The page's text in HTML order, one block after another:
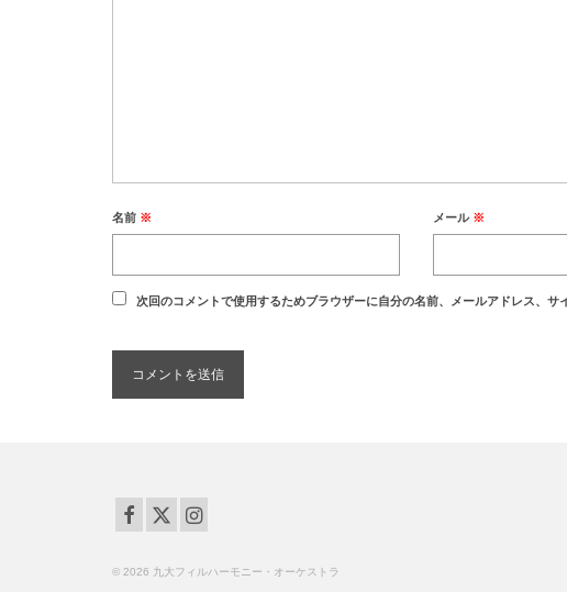
名前 ※ メール ※
次回のコメントで使用するためブラウザーに自分の名前、メールアドレス、サ
© 2026 九大フィルハーモニー・オーケストラ